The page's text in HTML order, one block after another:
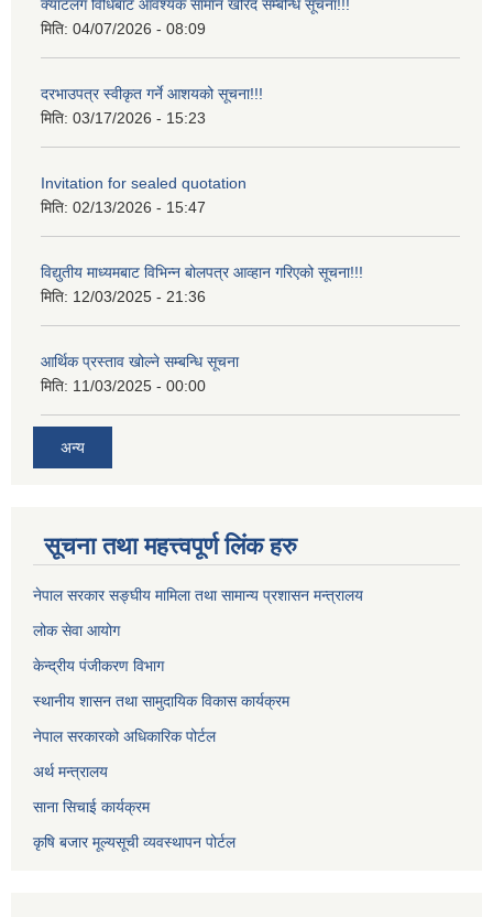
क्याटलग विधिबाट आवश्यक सामान खरिद सम्बन्धि सूचना!!!
मिति: 04/07/2026 - 08:09
दरभाउपत्र स्वीकृत गर्ने आशयको सूचना!!!
मिति: 03/17/2026 - 15:23
Invitation for sealed quotation
मिति: 02/13/2026 - 15:47
विद्युतीय माध्यमबाट विभिन्न बोलपत्र आव्हान गरिएको सूचना!!!
मिति: 12/03/2025 - 21:36
आर्थिक प्रस्ताव खोल्ने सम्बन्धि सूचना
मिति: 11/03/2025 - 00:00
अन्य
सूचना तथा महत्त्वपूर्ण लिंक हरु
नेपाल सरकार सङ्घीय मामिला तथा सामान्य प्रशासन मन्त्रालय
लोक सेवा आयोग
केन्द्रीय पंजीकरण विभाग
स्थानीय शासन तथा सामुदायिक विकास कार्यक्रम
नेपाल सरकारको अधिकारिक पोर्टल
अर्थ मन्त्रालय
साना सिचाई कार्यक्रम
कृषि बजार मूल्यसूची व्यवस्थापन पोर्टल